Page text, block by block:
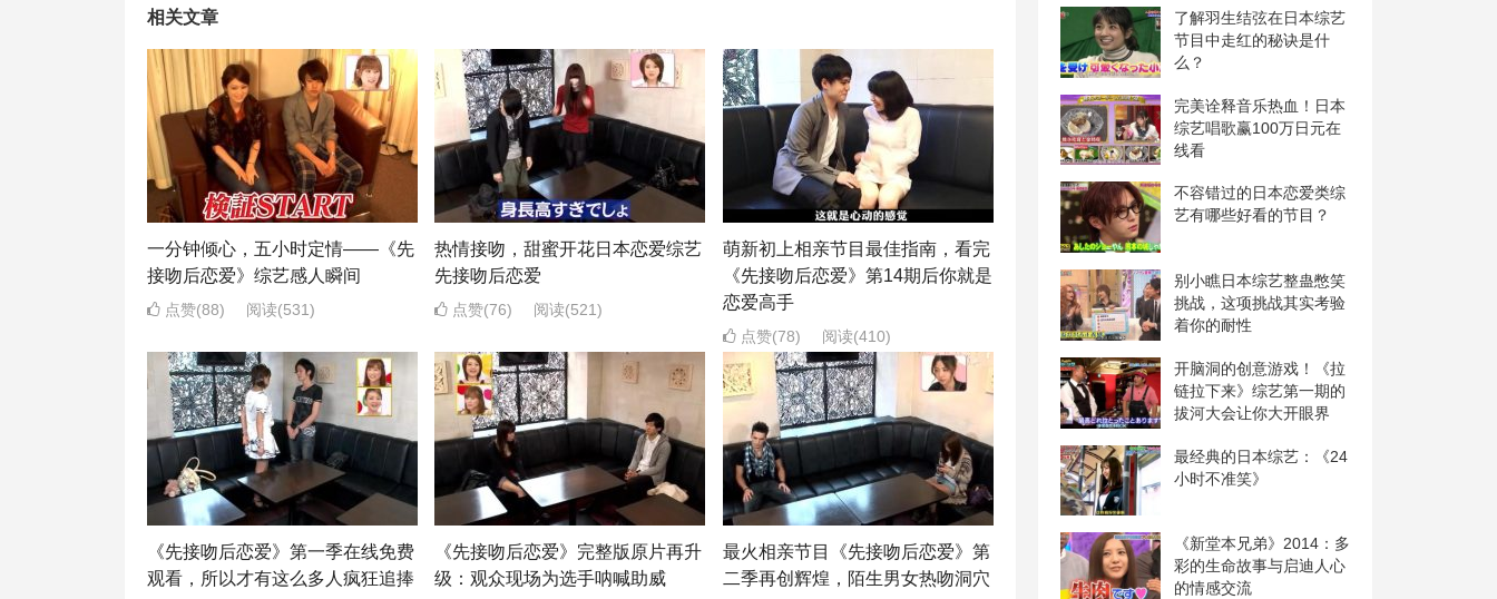
相关文章
一分钟倾心，五小时定情——《先
接吻后恋爱》综艺感人瞬间
点赞(88) 阅读(531)
热情接吻，甜蜜开花日本恋爱综艺
先接吻后恋爱
点赞(76) 阅读(521)
萌新初上相亲节目最佳指南，看完
《先接吻后恋爱》第14期后你就是
恋爱高手
点赞(78) 阅读(410)
《先接吻后恋爱》第一季在线免费
观看，所以才有这么多人疯狂追捧
《先接吻后恋爱》完整版原片再升
级：观众现场为选手呐喊助威
最火相亲节目《先接吻后恋爱》第
二季再创辉煌，陌生男女热吻洞穴
了解羽生结弦在日本综艺
节目中走红的秘诀是什
么？
完美诠释音乐热血！日本
综艺唱歌赢100万日元在
线看
不容错过的日本恋爱类综
艺有哪些好看的节目？
别小瞧日本综艺整蛊憋笑
挑战，这项挑战其实考验
着你的耐性
开脑洞的创意游戏！《拉
链拉下来》综艺第一期的
拔河大会让你大开眼界
最经典的日本综艺：《24
小时不准笑》
《新堂本兄弟》2014：多
彩的生命故事与启迪人心
的情感交流